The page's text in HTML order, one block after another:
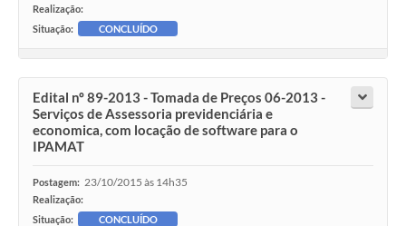
Realização:
Situação:
CONCLUÍDO
Edital nº 89-2013 - Tomada de Preços 06-2013 -
Serviços de Assessoria previdenciária e
economica, com locação de software para o
IPAMAT
Postagem: 23/10/2015 às 14h35
Realização:
Situação:
CONCLUÍDO